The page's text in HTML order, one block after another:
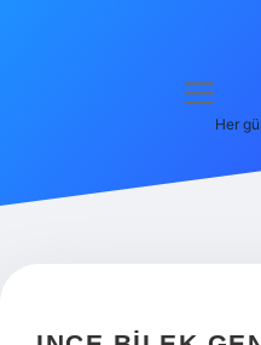
Hakkımızda
menüyü
Her